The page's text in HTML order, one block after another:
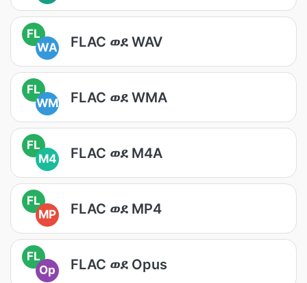
FL
WA
FLAC ወደ WAV
FL
WM
FLAC ወደ WMA
FL
M4
FLAC ወደ M4A
FL
MP
FLAC ወደ MP4
FL
Op
FLAC ወደ Opus